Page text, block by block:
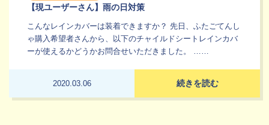
【現ユーザーさん】雨の日対策
こんなレインカバーは装着できますか？ 先日、ふたごてんし
ゃ購入希望者さんから、以下のチャイルドシートレインカバ
ーが使えるかどうかお問合せいただきました。 ……
2020.03.06 続きを読む